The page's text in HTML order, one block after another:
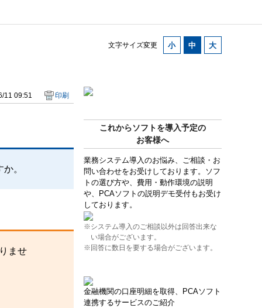
文字サイズ変更
これからソフトを導入予定の
お客様へ
業務システム導入のお悩み、ご相談・お
問い合わせをお受けしております。ソフ
トの選び方や、費用・動作環境の説明
や、PCAソフトの説明デモ受付もお受け
しております。
※システム導入のご相談以外は回答出来な
い場合がございます。
※回答に数日を要する場合がございます。
金融機関の口座明細を取得、PCAソフト
連携するサービスのご紹介
11 09:51 印刷
。
ませ